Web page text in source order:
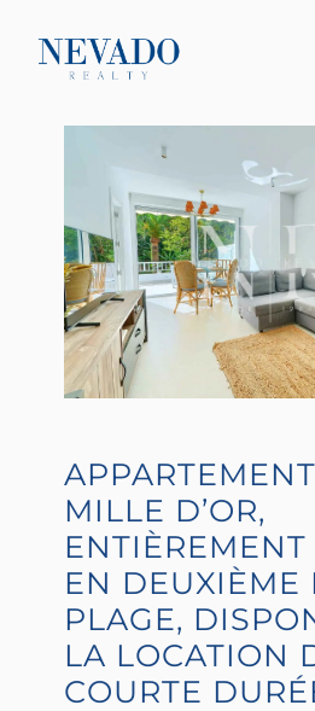
MILLE D’OR,
ENTIÈREMENT
EN DEUXIÈME
PLAGE,
LA LOCATION
COURTE